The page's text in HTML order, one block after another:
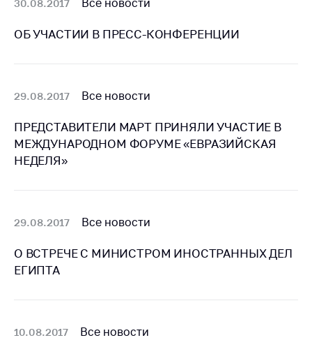
сотрудничество
Выставочная
деятельность в
Республике
персональных
Новости
граждан и юр. лиц
30.08.2017 Все новости
ОБ УЧАСТИИ В ПРЕСС-КОНФЕРЕНЦИИ
29.08.2017 Все новости
ПРЕДСТАВИТЕЛИ МАРТ ПРИНЯЛИ УЧАСТИЕ В
МЕЖДУНАРОДНОМ ФОРУМЕ «ЕВРАЗИЙСКАЯ
НЕДЕЛЯ»
29.08.2017 Все новости
О ВСТРЕЧЕ С МИНИСТРОМ ИНОСТРАННЫХ ДЕЛ
ЕГИПТА
10.08.2017 Все новости